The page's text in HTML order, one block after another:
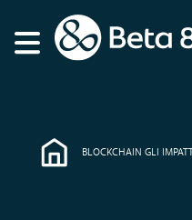
BLOCKCHAIN GLI